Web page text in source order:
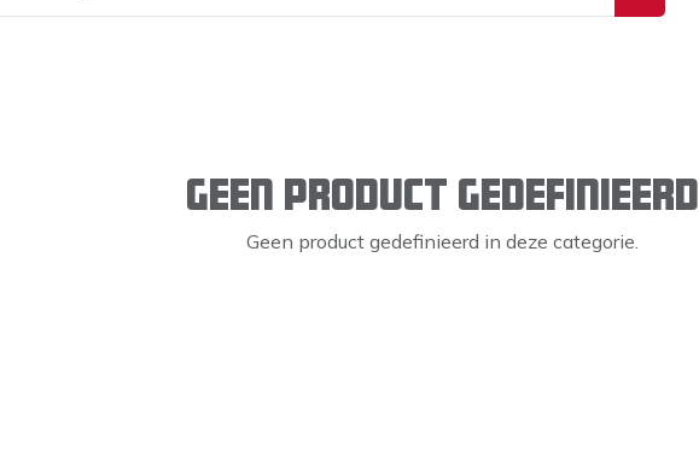
Geen product gedefinieerd
Geen product gedefinieerd in deze categorie.